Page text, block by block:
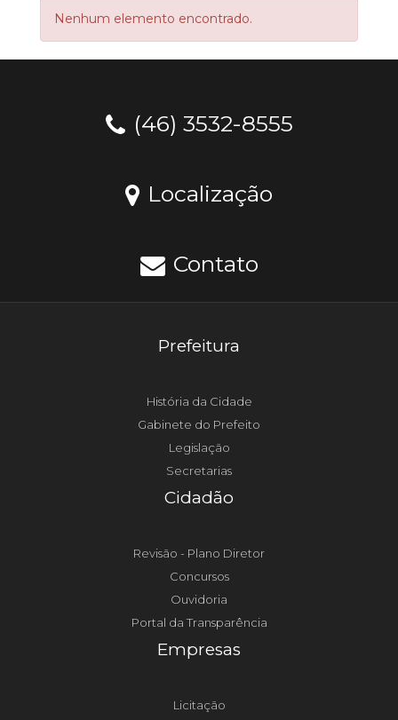
Nenhum elemento encontrado.
(46) 3532-8555
Localização
Contato
Prefeitura
História da Cidade
Gabinete do Prefeito
Legislação
Secretarias
Cidadão
Revisão - Plano Diretor
Concursos
Ouvidoria
Portal da Transparência
Empresas
Licitação